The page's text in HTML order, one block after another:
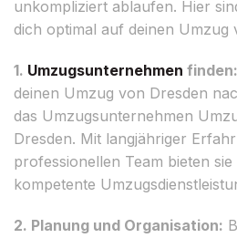
unkompliziert ablaufen. Hier
dich optimal auf deinen Umzug
1. Umzugsunternehmen finden:
deinen Umzug von Dresden
das Umzugsunternehmen
Dresden. Mit langjähriger
professionellen Team bieten
kompetente
2. Planung und Organisation: